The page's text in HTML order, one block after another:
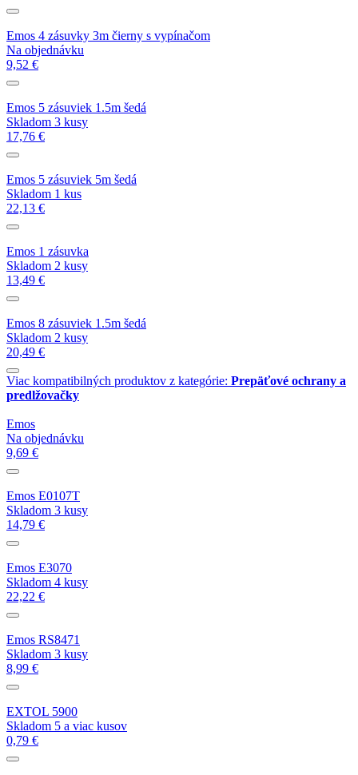
Emos 4 zásuvky 3m čierny s vypínačom
Na objednávku
9,52 €
Emos 5 zásuviek 1.5m šedá
Skladom 3 kusy
17,76 €
Emos 5 zásuviek 5m šedá
Skladom 1 kus
22,13 €
Emos 1 zásuvka
Skladom 2 kusy
13,49 €
Emos 8 zásuviek 1.5m šedá
Skladom 2 kusy
20,49 €
Viac kompatibilných produktov z kategórie: Prepäťové ochrany a
predlžovačky
Emos
Na objednávku
9,69 €
Emos E0107T
Skladom 3 kusy
14,79 €
Emos E3070
Skladom 4 kusy
22,22 €
Emos RS8471
Skladom 3 kusy
8,99 €
EXTOL 5900
Skladom 5 a viac kusov
0,79 €